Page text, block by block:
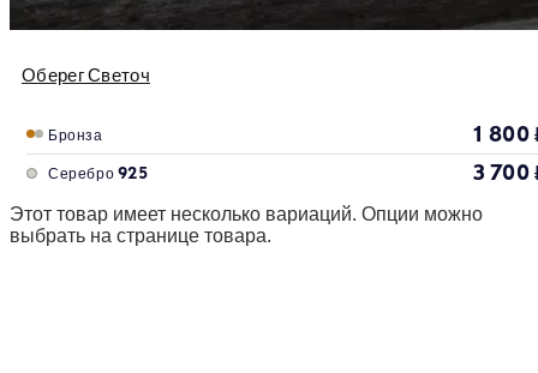
Оберег Светоч
Бронза 1 800
Серебро 925 3 700
Этот товар имеет несколько вариаций. Опции можно
выбрать на странице товара.